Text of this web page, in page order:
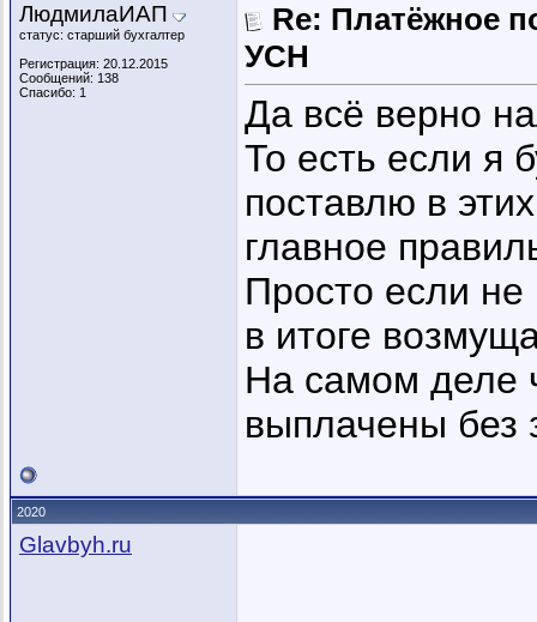
ЛюдмилаИАП
статус: старший бухгалтер
Регистрация: 20.12.2015
Сообщений: 138
Спасибо: 1
Re: Платёжное
УСН
Да всё верно
То есть если я
поставлю в
главное
Просто если не
в итоге
На самом деле
выплачены без
2020
Glavbyh.ru